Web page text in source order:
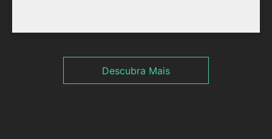
Descubra Mais